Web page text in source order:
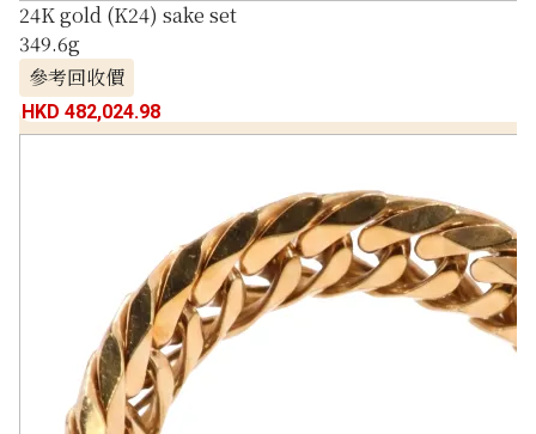
24K gold (K24) sake set
349.6g
參考回收價
HKD 482,024.98